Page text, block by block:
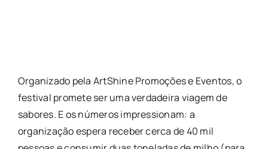
Organizado pela ArtShine Promoções e Eventos, o
festival promete ser uma verdadeira viagem de
sabores. E os números impressionam: a
organização espera receber cerca de 40 mil